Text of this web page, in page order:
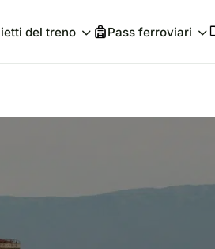
del treno Pass ferroviari